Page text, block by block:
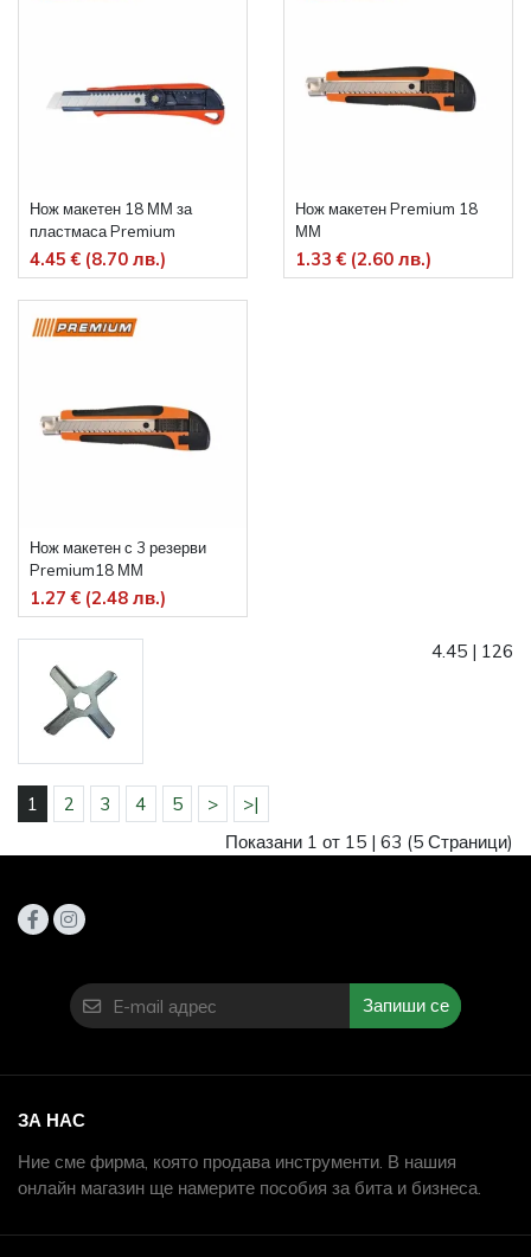
Нож макетен 18 ММ за
пластмаса Premium
4.45 € (8.70 лв.)
Нож макетен Premium 18
ММ
1.33 € (2.60 лв.)
Нож макетен с 3 резерви
Premium18 ММ
1.27 € (2.48 лв.)
4.45 | 126
1 2 3 4 5 >
>|
Показани 1 от 15 | 63 (5 Страници)
Запиши се
ЗА НАС
Ние сме фирма, която продава инструменти. В нашия
онлайн магазин ще намерите пособия за бита и бизнеса.